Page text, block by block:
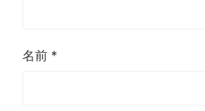
名前 *